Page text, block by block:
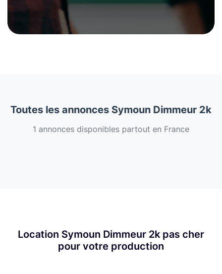
Toutes les annonces Symoun Dimmeur 2k
1 annonces disponibles partout en France
Location Symoun Dimmeur 2k pas cher
pour votre production